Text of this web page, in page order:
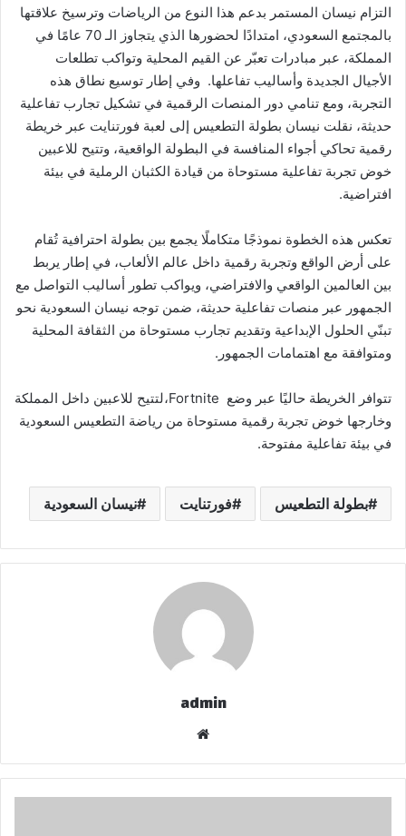
التزام نيسان المستمر بدعم هذا النوع من الرياضات وترسيخ علاقتها
بالمجتمع السعودي، امتدادًا لحضورها الذي يتجاوز الـ 70 عامًا في
المملكة، عبر مبادرات تعبّر عن القيم المحلية وتواكب تطلعات
الأجيال الجديدة وأساليب تفاعلها. وفي إطار توسيع نطاق هذه
التجربة، ومع تنامي دور المنصات الرقمية في تشكيل تجارب تفاعلية
حديثة، نقلت نيسان بطولة التطعيس إلى لعبة فورتنايت عبر خريطة
رقمية تحاكي أجواء المنافسة في البطولة الواقعية، وتتيح للاعبين
خوض تجربة تفاعلية مستوحاة من قيادة الكثبان الرملية في بيئة
افتراضية.
تعكس هذه الخطوة نموذجًا متكاملًا يجمع بين بطولة احترافية تُقام
على أرض الواقع وتجربة رقمية داخل عالم الألعاب، في إطار يربط
بين العالمين الواقعي والافتراضي، ويواكب تطور أساليب التواصل مع
الجمهور عبر منصات تفاعلية حديثة، ضمن توجه نيسان السعودية نحو
تبنّي الحلول الإبداعية وتقديم تجارب مستوحاة من الثقافة المحلية
ومتوافقة مع اهتمامات الجمهور.
تتوافر الخريطة حاليًا عبر وضع Fortnite،لتتيح للاعبين داخل المملكة
وخارجها خوض تجربة رقمية مستوحاة من رياضة التطعيس السعودية
في بيئة تفاعلية مفتوحة.
بطولة التطعيس فورتنايت نيسان السعودية
admin